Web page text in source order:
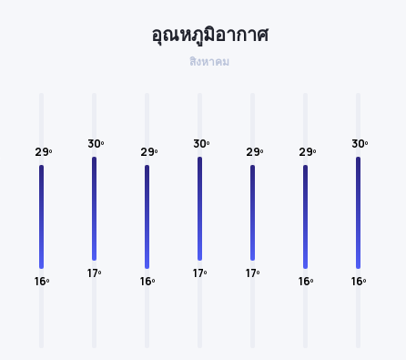
อุณหภูมิอากาศ
สิงหาคม
16º
29º
17º
30º
16º
29º
17º
30º
17º
29º
16º
29º
16º
30º